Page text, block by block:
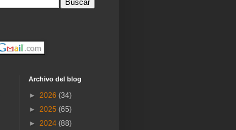
Archivo del blog
► 2026 (34)
► 2025 (65)
► 2024 (88)